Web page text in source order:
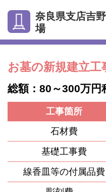
奈良県支店吉
場
お墓の新規建立工
総額：80～300万円
工事箇所
石材費
基礎工事費
線香皿等の付属品費